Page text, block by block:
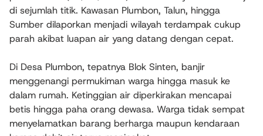
di sejumlah titik. Kawasan Plumbon, Talun, hingga
Sumber dilaporkan menjadi wilayah terdampak cukup
parah akibat luapan air yang datang dengan cepat.
Di Desa Plumbon, tepatnya Blok Sinten, banjir
menggenangi permukiman warga hingga masuk ke
dalam rumah. Ketinggian air diperkirakan mencapai
betis hingga paha orang dewasa. Warga tidak sempat
menyelamatkan barang berharga maupun kendaraan